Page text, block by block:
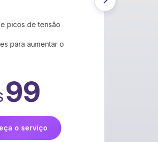
Ajustes via IA para garantir maior
acessibilidade
Relatório de metadados recomendados
R$
Conheça o serviço